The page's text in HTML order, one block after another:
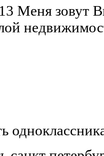
Меня зовут